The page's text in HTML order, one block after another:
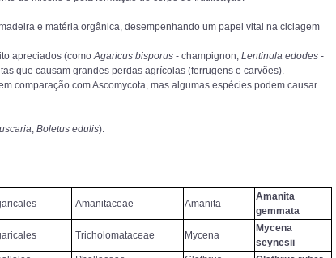
e matéria orgânica, desempenhando um papel vital na ciclagem
apreciados (comoAgaricus bisporus - champignon, Lentinula edodes -
que causam grandes perdas agrícolas (ferrugens e carvões).
comparação com Ascomycota, mas algumas espécies podem causar
, Boletus edulis).
Amanitaceae Amanita
Amanita
gemmata
Tricholomataceae Mycena
Mycena
seynesii